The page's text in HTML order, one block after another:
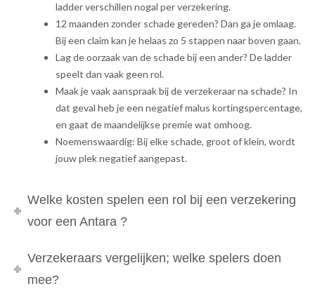
ladder verschillen nogal per verzekering.
12 maanden zonder schade gereden? Dan ga je omlaag.
Bij een claim kan je helaas zo 5 stappen naar boven gaan.
Lag de oorzaak van de schade bij een ander? De ladder
speelt dan vaak geen rol.
Maak je vaak aanspraak bij de verzekeraar na schade? In
dat geval heb je een negatief malus kortingspercentage,
en gaat de maandelijkse premie wat omhoog.
Noemenswaardig: Bij elke schade, groot of klein, wordt
jouw plek negatief aangepast.
Welke kosten spelen een rol bij een verzekering
voor een Antara ?
Verzekeraars vergelijken; welke spelers doen
mee?